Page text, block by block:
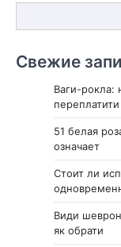
Свежие
Ваги-рокла:
переплатити
51 белая
означает
Стоит ли
Види
як обрати